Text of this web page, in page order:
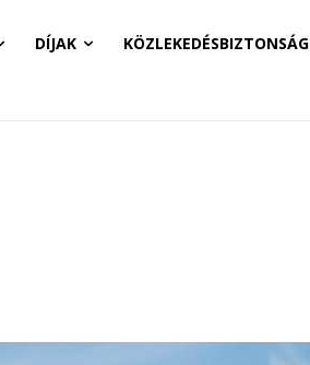
DÍJAK KÖZLEKEDÉSBIZTONSÁG